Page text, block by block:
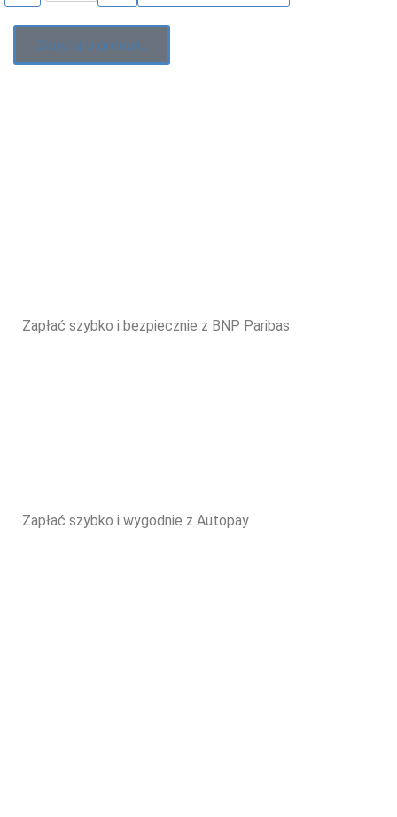
Zapytaj o produkt
Zapłać szybko i bezpiecznie z BNP Paribas
Zapłać szybko i wygodnie z Autopay